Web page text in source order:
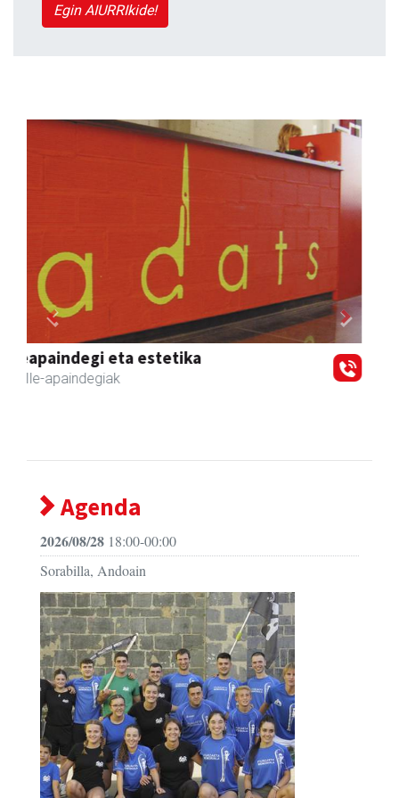
Egin AIURRIkide!
Karrika auto konponketa
Andoain - Auto konponketak
Previous Next
Agenda
2026/08/28 18:00-00:00
Sorabilla, Andoain